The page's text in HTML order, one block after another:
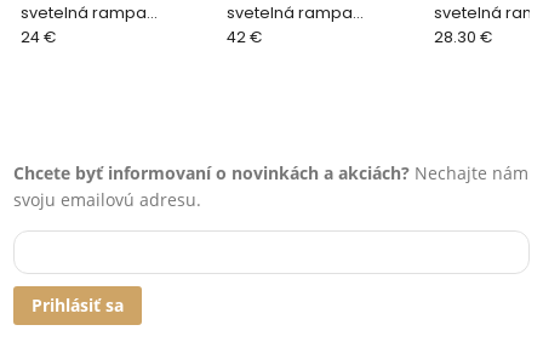
svetelná rampa
BAUSTYR 230 x 50 mm
24 €
svetelná rampa
BAUSTYR 170 x 140 mm
42 €
svetelná
BAUSTYR 170
28.30 €
Chcete byť informovaní o novinkách a akciách? Nechajte nám
svoju emailovú adresu.
Prihlásiť sa